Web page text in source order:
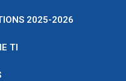
2025-2026
TI